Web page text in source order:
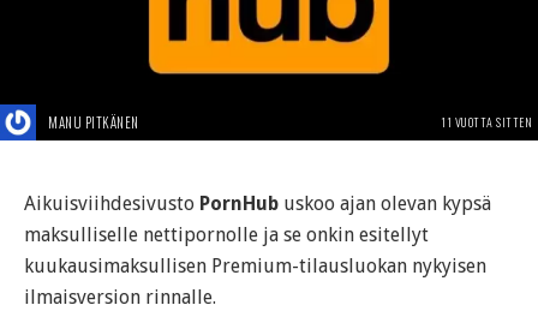
MANU PITKÄNEN 11 VUOTTA SITTEN
Aikuisviihdesivusto PornHub uskoo ajan olevan kypsä
maksulliselle nettipornolle ja se onkin esitellyt
kuukausimaksullisen Premium-tilausluokan nykyisen
ilmaisversion rinnalle.